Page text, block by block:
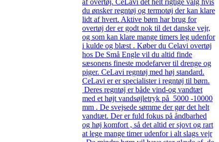
du ønsker regntøj og termotøj der kan klare
lidt af hvert. Aktive børn har brug for
overtøj der er godt nok til det danske vejr,
og som kan klare mange timers leg udenfor
i kulde og blæst . Køber du Celavi overtøj
hos De Små Engle vil du altid finde
sæsonens fineste modefarver til drenge og
piger. CeLavi regntøj med høj standard.
CeLavi er er specialister i regntøj til børn.
Deres regntøj er både vind-og vandtæt
med et højt vandsøjletryk på 5000 -10000
mm . De svejsede sømme der gør det helt
vandtæt. Der er fuld fokus på åndbarhed
og høj komfort , så det altid er sjovt og rart
at lege mange timer udenfor i alt slags vejr